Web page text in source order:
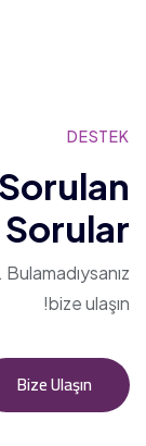
DESTEK
Sorular
Bulamadıysanız
bize ulaşın!
Bize Ulaşın